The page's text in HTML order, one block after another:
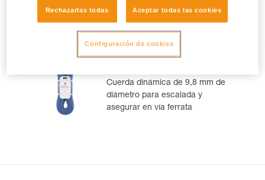
En el artículo
Cuerda dinámica de 9,8 mm de
diámetro para escalada y
asegurar en vía ferrata
Rechazarlas todas Aceptar todas las cookies
Configuración de cookies